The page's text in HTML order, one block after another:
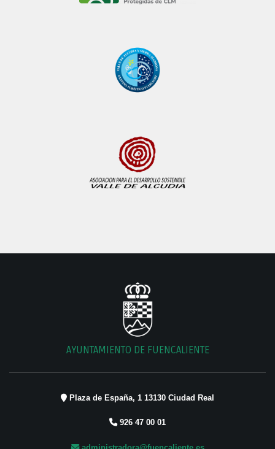
AYUNTAMIENTO DE FUENCALIENTE
Plaza de España, 1 13130 Ciudad Real
926 47 00 01